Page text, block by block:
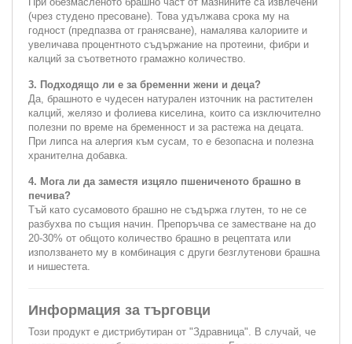
(чрез студено пресоване). Това удължава срока му на
годност (предпазва от гранясване), намалява калориите и
увеличава процентното съдържание на протеини, фибри и
калций за съответното грамажно количество.
3. Подходящо ли е за бременни жени и деца?
Да, брашното е чудесен натурален източник на растителен
калций, желязо и фолиева киселина, които са изключително
полезни по време на бременност и за растежа на децата.
При липса на алергия към сусам, то е безопасна и полезна
хранителна добавка.
4. Мога ли да заместя изцяло пшениченото брашно в
печива?
Тъй като сусамовото брашно не съдържа глутен, то не се
разбухва по същия начин. Препоръчва се заместване на до
20-30% от общото количество брашно в рецептата или
използването му в комбинация с други безглутенови брашна
и нишестета.
Информация за търговци
Този продукт е дистрибутиран от "Здравница". В случай, че